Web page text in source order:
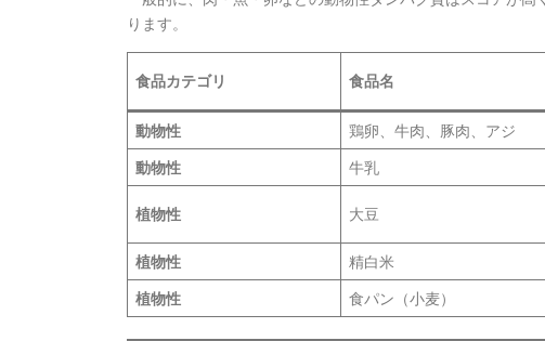
ります。
食品カテゴリ 食品名
動物性
鶏卵、牛肉、豚肉、アジ
動物性
牛乳
植物性 大豆
植物性
精白米
植物性
食パン（小麦）